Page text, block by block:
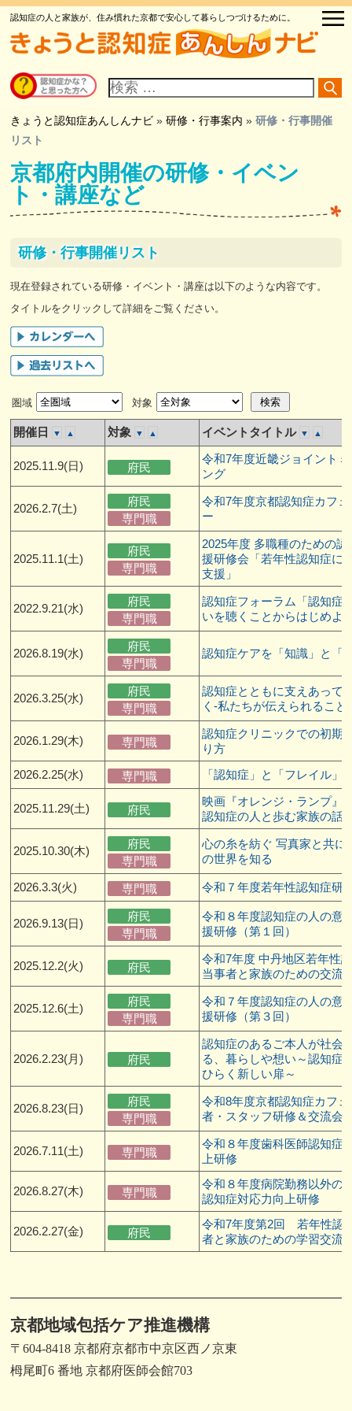
認知症の人と家族が、住み慣れた京都で安心して暮らしつづけるために。
イ
ト
検
索
きょうと認知症あんしんナビ »研修・行事案内 »研修・行事開催
リスト
京都府内開催の研修・イベン
ト・講座など
研修・行事開催リスト
現在登録されている研修・イベント・講座は以下のような内容です。
タイトルをクリックして詳細をご覧ください。
圏域 対象
開催日 ▼ ▲ 対象 ▼ ▲ イベントタイトル ▼ ▲
2025.11.9(日) 府民
令和7年度近畿ジョイント
ング
2026.2.7(土)
府民
専門職
令和7年度京都認知症カフ
ー
2025.11.1(土)
府民
専門職
2025年度 多職種のための認
援研修会「若年性認知症に
支援」
2022.9.21(水)
府民
専門職
認知症フォーラム「認知症
いを聴くことからはじめよ
2026.8.19(水)
府民
専門職
認知症ケアを「知識」と「
2026.3.25(水)
府民
専門職
認知症とともに支えあって
く-私たちが伝えられること-
2026.1.29(木) 専門職
認知症クリニックでの初期
り方
2026.2.25(水)
専門職 「認知症」と「フレイル」
2025.11.29(土) 府民
映画『オレンジ・ランプ』
認知症の人と歩む家族の話
2025.10.30(木)
府民
専門職
心の糸を紡ぐ 写真家と共に
の世界を知る
2026.3.3(火) 専門職 令和７年度若年性認知症研
2026.9.13(日)
府民
専門職
令和８年度認知症の人の意
援研修（第１回）
2025.12.2(火) 府民
令和7年度 中丹地区若年性
当事者と家族のための交流
2025.12.6(土)
府民
専門職
令和７年度認知症の人の意
援研修（第３回）
2026.2.23(月) 府民
認知症のあるご本人が社会
る、暮らしや想い～認知症
ひらく新しい扉～
2026.8.23(日)
府民
専門職
令和8年度京都認知症カフ
者・スタッフ研修＆交流会
2026.7.11(土) 専門職
令和８年度歯科医師認知症
上研修
2026.8.27(木) 専門職
令和８年度病院勤務以外の
認知症対応力向上研修
2026.2.27(金) 府民
令和7年度第2回 若年性認
者と家族のための学習交流
京都地域包括ケア推進機構
〒604-8418 京都府京都市中京区西ノ京東
栂尾町6 番地 京都府医師会館703